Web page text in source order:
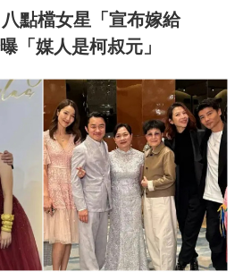
點檔女星「宣布嫁給
媒人是柯叔元」